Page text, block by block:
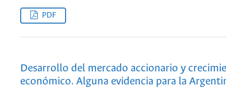
PDF
Desarrollo del mercado accionario y
económico. Alguna evidencia para la